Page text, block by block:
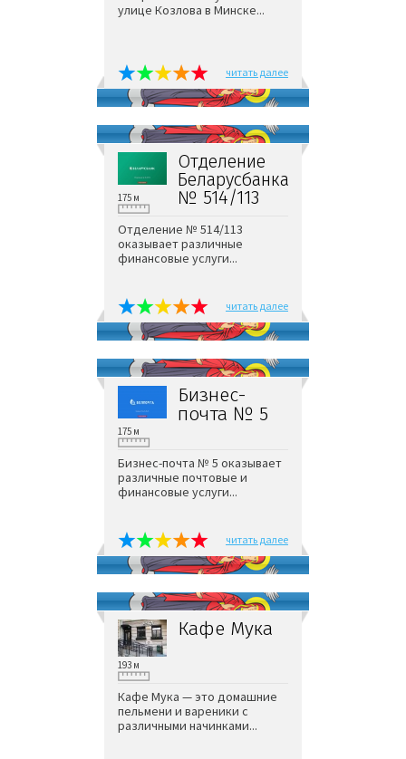
улице Козлова в Минске...
читать далее
Отделение
Беларусбанка
№ 514/113
175 м
Отделение № 514/113
оказывает различные
финансовые услуги...
читать далее
Бизнес-
почта № 5
175 м
Бизнес-почта № 5 оказывает
различные почтовые и
финансовые услуги...
читать далее
Кафе Мука
193 м
Кафе Мука — это домашние
пельмени и вареники с
различными начинками...